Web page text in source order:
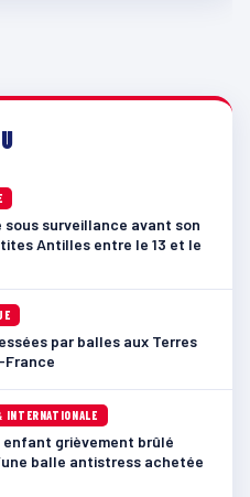
sous surveillance avant son
Antilles entre le 13 et le
par balles aux Terres
France
INTERNATIONALE
grièvement brûlé
balle antistress achetée